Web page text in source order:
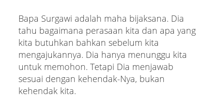
Bapa Surgawi adalah maha bijaksana. Dia
tahu bagaimana perasaan kita dan apa yang
kita butuhkan bahkan sebelum kita
mengajukannya. Dia hanya menunggu kita
untuk memohon. Tetapi Dia menjawab
sesuai dengan kehendak-Nya, bukan
kehendak kita.